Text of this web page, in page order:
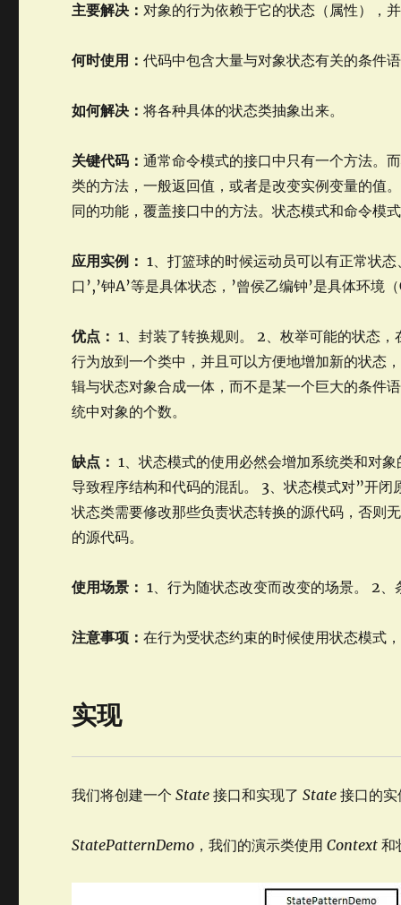
主要解决：对象的行为依赖于它的状态（属性），
何时使用：代码中包含大量与对象状态有关的条件
如何解决：将各种具体的状态类抽象出来。
关键代码：通常命令模式的接口中只有一个方法。
类的方法，一般返回值，或者是改变实例变量的值
同的功能，覆盖接口中的方法。状态模式和命令
应用实例： 1、打篮球的时候运动员可以有正常状
口’,’钟A’等是具体状态，’曾侯乙编钟’是具体环境
优点： 1、封装了转换规则。 2、枚举可能的状态
行为放到一个类中，并且可以方便地增加新的状态
辑与状态对象合成一体，而不是某一个巨大的条件
统中对象的个数。
缺点： 1、状态模式的使用必然会增加系统类和对
导致程序结构和代码的混乱。 3、状态模式对”开
状态类需要修改那些负责状态转换的源代码，否则
的源代码。
使用场景： 1、行为随状态改变而改变的场景。 2
注意事项：在行为受状态约束的时候使用状态模式
实现
我们将创建一个State 接口和实现了State 接口的
StatePatternDemo ，我们的演示类使用Context 和